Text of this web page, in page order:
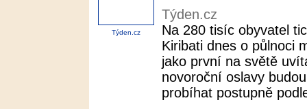
Týden.cz
Týden.cz
Na 280 tisíc obyvatel
Kiribati dnes o půlnoci
jako první na světě
novoroční oslavy
probíhat postupně